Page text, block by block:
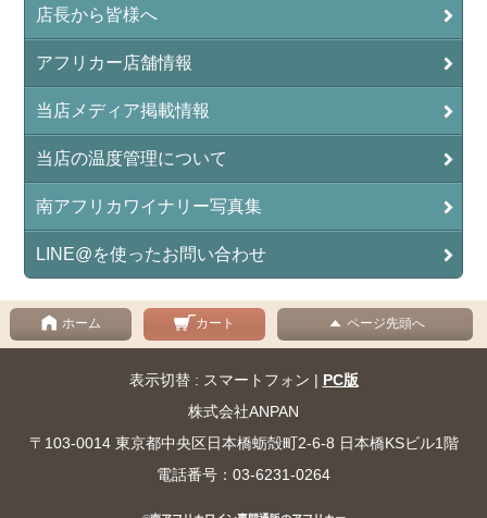
店長から皆様へ
アフリカー店舗情報
当店メディア掲載情報
当店の温度管理について
南アフリカワイナリー写真集
LINE@を使ったお問い合わせ
ホーム カート ページ先頭へ
表示切替 : スマートフォン | PC版
株式会社ANPAN
〒103-0014 東京都中央区日本橋蛎殻町2-6-8 日本橋KSビル1階
電話番号：03-6231-0264